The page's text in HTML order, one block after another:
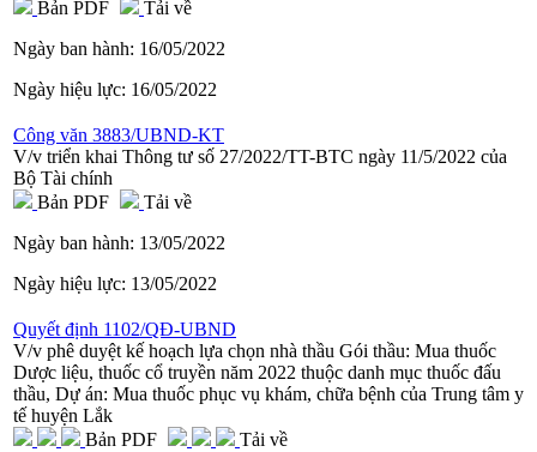
Bản PDF
Tải về
Ngày ban hành: 16/05/2022
Ngày hiệu lực: 16/05/2022
Công văn 3883/UBND-KT
V/v triển khai Thông tư số 27/2022/TT-BTC ngày 11/5/2022 của
Bộ Tài chính
Bản PDF
Tải về
Ngày ban hành: 13/05/2022
Ngày hiệu lực: 13/05/2022
Quyết định 1102/QĐ-UBND
V/v phê duyệt kế hoạch lựa chọn nhà thầu Gói thầu: Mua thuốc
Dược liệu, thuốc cổ truyền năm 2022 thuộc danh mục thuốc đấu
thầu, Dự án: Mua thuốc phục vụ khám, chữa bệnh của Trung tâm y
tế huyện Lắk
Bản PDF
Tải về